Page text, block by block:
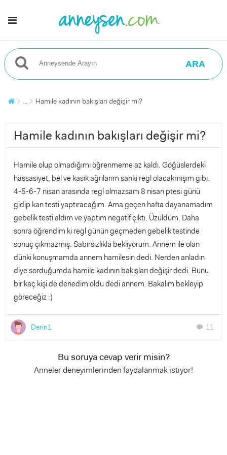
ARA
... Hamile kadının bakışları değişir mi?
Hamile kadının bakışları değişir mi?
Hamile olup olmadığımı öğrenmeme az kaldı. Göğüslerdeki
hassasiyet, bel ve kasık ağrılarım sanki regl olacakmışım gibi.
4-5-6-7 nisan arasında regl olmazsam 8 nisan ptesi günü
gidip kan testi yaptıracağım. Ama geçen hafta dayanamadım
gebelik testi aldım ve yaptım negatif çıktı. Üzüldüm. Daha
sonra öğrendim ki regl günün geçmeden gebelik testinde
sonuç çıkmazmış. Sabırsızlıkla bekliyorum. Annem ile olan
dünki konuşmamda annem hamilesin dedi. Nerden anladın
diye sorduğumda hamile kadının bakışları değişir dedi. Bunu
bir kaç kişi de denedim oldu dedi annem. Bakalım bekleyip
göreceğiz :)
Derin1 chat 11
Bu soruya cevap verir misin?
Anneler deneyimlerinden faydalanmak istiyor!